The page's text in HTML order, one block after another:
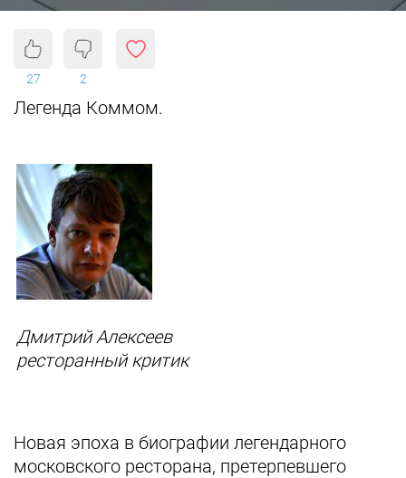
27 2
Легенда Коммом.
Дмитрий Алексеев
ресторанный критик
Новая эпоха в биографии легендарного
московского ресторана, претерпевшего